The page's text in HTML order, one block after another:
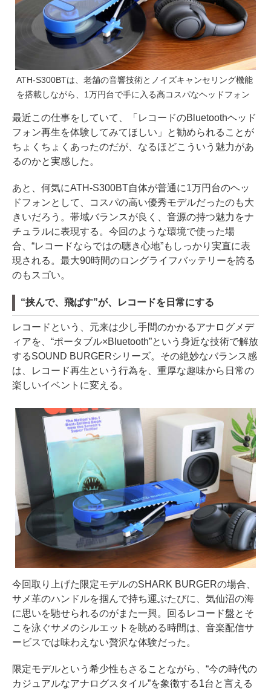
ATH-S300BTは、老舗の音響技術とノイズキャンセリング機能
を搭載しながら、1万円台で手に入る高コスパなヘッドフォン
最近この仕事をしていて、「レコードのBluetoothヘッド
フォン再生を体験してみてほしい」と勧められることが
ちょくちょくあったのだが、なるほどこういう魅力があ
るのかと実感した。
あと、何気にATH-S300BT自体が普通に1万円台のヘッ
ドフォンとして、コスパの高い優秀モデルだったのも大
きいだろう。帯域バランスが良く、音源の持つ魅力をナ
チュラルに表現する。今回のような環境で使った場
合、“レコードならではの聴き心地”もしっかり実直に表
現される。最大90時間のロングライフバッテリーを誇る
のもスゴい。
“挟んで、飛ばす”が、レコードを日常にする
レコードという、元来は少し手間のかかるアナログメデ
ィアを、“ポータブル×Bluetooth”という身近な技術で解放
するSOUND BURGERシリーズ。その絶妙なバランス感
は、レコード再生という行為を、重厚な趣味から日常の
楽しいイベントに変える。
今回取り上げた限定モデルのSHARK BURGERの場合、
サメ革のハンドルを掴んで持ち運ぶたびに、気仙沼の海
に思いを馳せられるのがまた一興。回るレコード盤とそ
こを泳ぐサメのシルエットを眺める時間は、音楽配信サ
ービスでは味わえない贅沢な体験だった。
限定モデルという希少性もさることながら、“今の時代の
カジュアルなアナログスタイル”を象徴する1台と言える